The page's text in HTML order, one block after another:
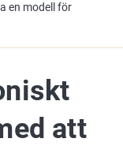
en modell för
att